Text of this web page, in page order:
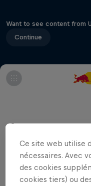
Want to see content from
Continue
Ce site web utilise
nécessaires. Avec
des cookies
cookies tiers) ou